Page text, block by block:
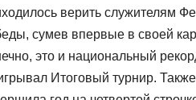
верить служителям
сумев впервые в своей
это и национальный
Итоговый турнир.